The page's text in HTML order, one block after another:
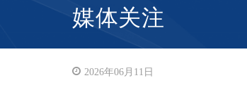
媒体关注
2026年06月11日